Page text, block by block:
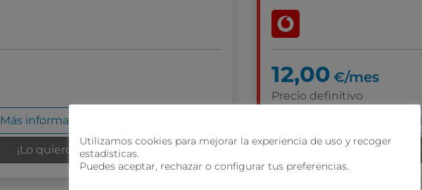
Más información
¡Lo quiero!
12,00 €/mes
Precio definitivo
Utilizamos cookies para mejorar la experiencia de uso y recoger
estadísticas.
Puedes aceptar, rechazar o configurar tus preferencias.